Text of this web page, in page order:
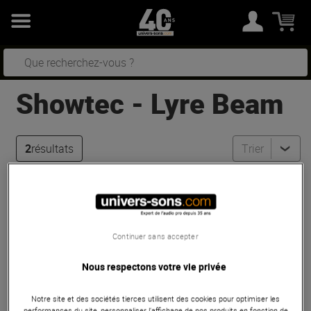
Showtec - Lyre Beam
2résultats Trier
ShowtecShark Beam FX One
Bon Plan
Conseillé :
Nous respectons votre vie privée
Notre site et des sociétés tierces utilisent des cookies pour optimiser les
Continuer sans accepter